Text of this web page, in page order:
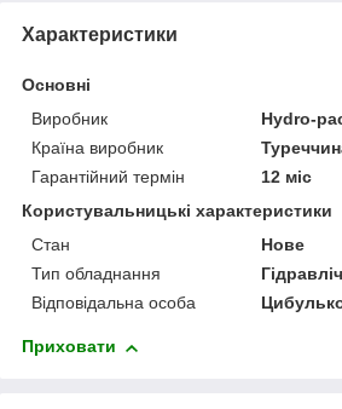
Характеристики
Основні
Виробник
Hydro-
Країна виробник
Гарантійний термін
12 міс
Користувальницькі характеристики
Стан
Нове
Тип обладнання
Відповідальна особа
Приховати